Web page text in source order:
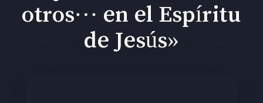
otros… en el Espíritu
de Jesús»